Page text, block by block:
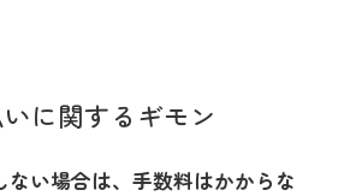
に関するギモン
い場合は、手数料はかからな